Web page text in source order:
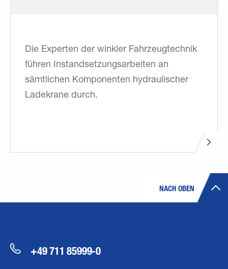
Die Experten der winkler Fahrzeugtechnik
führen Instandsetzungsarbeiten an
sämtlichen Komponenten hydraulischer
Ladekrane durch.
NACH OBEN
+49 711 85999-0